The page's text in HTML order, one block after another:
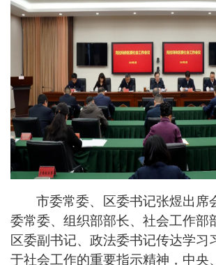
市委常委、区委书记张煜出席
委常委、组织部部长、社会工作部
区委副书记、政法委书记传达学习
于社会工作的重要指示精神，中央